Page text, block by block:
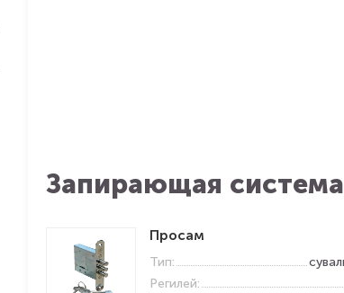
Запирающая
Просам
Тип:
Регилей: